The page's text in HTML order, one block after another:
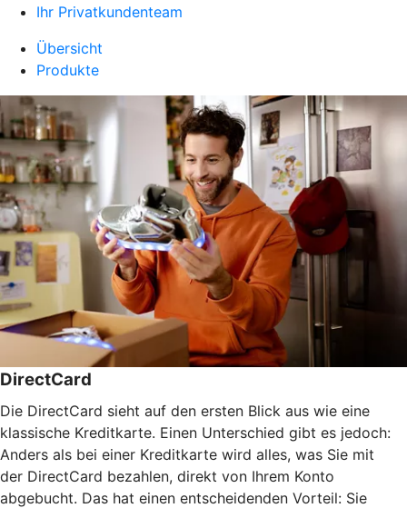
Ihr Privatkundenteam
Übersicht
Produkte
DirectCard
Die DirectCard sieht auf den ersten Blick aus wie eine
klassische Kreditkarte. Einen Unterschied gibt es jedoch:
Anders als bei einer Kreditkarte wird alles, was Sie mit
der DirectCard bezahlen, direkt von Ihrem Konto
abgebucht. Das hat einen entscheidenden Vorteil: Sie